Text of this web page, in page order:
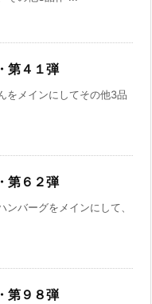
第４１弾
をメインにしてその他3品
第６２弾
バーグをメインにして、
第９８弾